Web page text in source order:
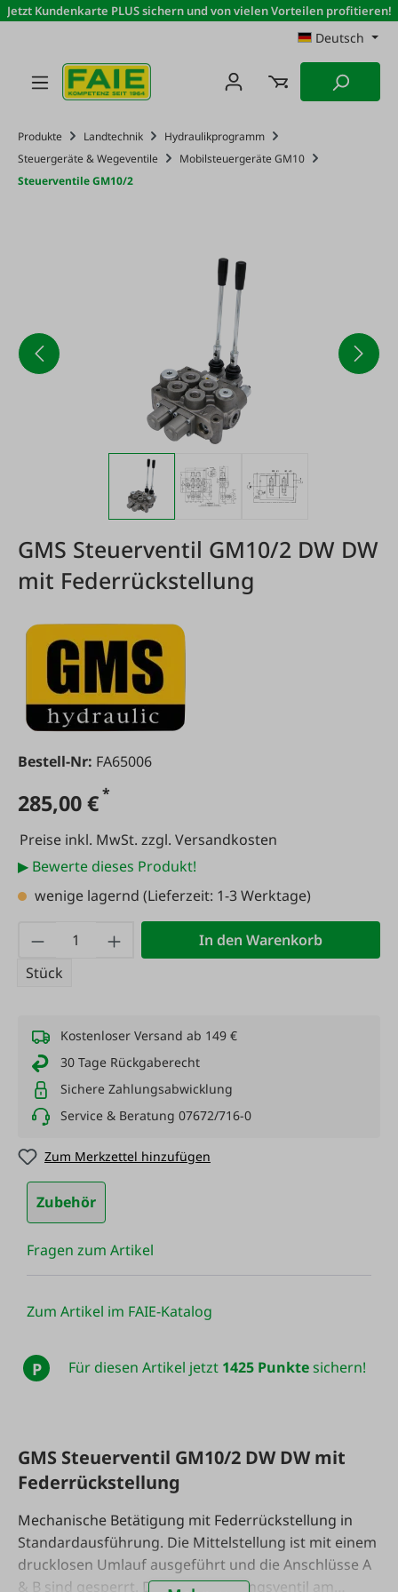
Zum Hauptinhalt springen
Jetzt Kundenkarte PLUS sichern und von vielen Vorteilen profitieren!
Deutsch
Produkte Landtechnik
Hydraulikprogramm
Steuergeräte & Wegeventile
Mobilsteuergeräte GM10
Steuerventile GM10/2
GMS Steuerventil GM10/2 DW DW
mit Federrückstellung
Bestell-Nr: FA65006
285,00 €*
Preise inkl. MwSt. zzgl. Versandkosten
▶ Bewerte dieses Produkt!
wenige lagernd (Lieferzeit: 1-3 Werktage)
Produkt Anzahl: Gib den gewünschten
Stück
In den Warenkorb
Kostenloser Versand ab 149 €
30 Tage Rückgaberecht
Sichere Zahlungsabwicklung
Service & Beratung 07672/716-0
Zum Merkzettel hinzufügen
Zubehör
Fragen zum Artikel
Zum Artikel im FAIE-Katalog
P Für diesen Artikel jetzt 1425 Punktesichern!
GMS Steuerventil GM10/2 DW DW mit
Federrückstellung
Mechanische Betätigung mit Federrückstellung in
Standardausführung. Die Mittelstellung ist mit einem
drucklosen Umlauf ausgeführt und die Anschlüsse A
& B sind gesperrt. Druckbegrenzungsventil am